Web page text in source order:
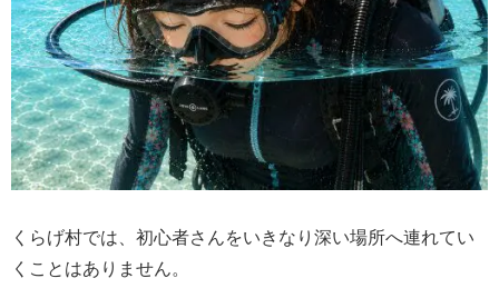
くらげ村では、初心者さんをいきなり深い場所へ連れてい
くことはありません。